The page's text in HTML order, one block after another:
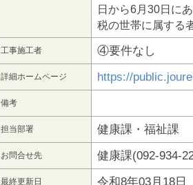
日から6月30日に
税の世帯に属する
工事施工者 ④要件なし
詳細ホームページ https://
備考
担当部署 健康課・福祉課
お問合せ先 健康課(092-934-
最終更新日 令和8年03月18日